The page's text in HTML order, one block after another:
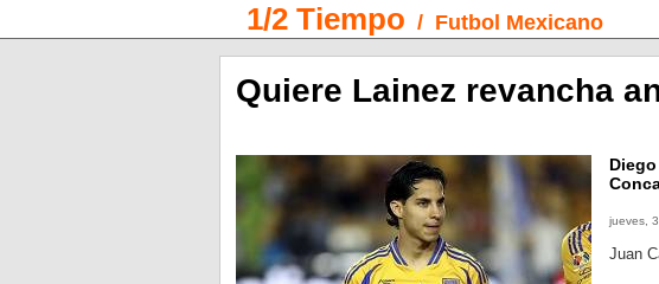
1/2 Tiempo / Futbol Mexicano
Quiere Lainez revancha
jueves,
Juan